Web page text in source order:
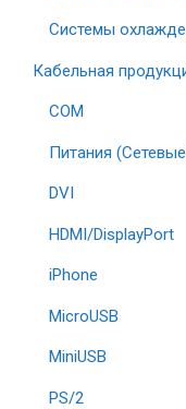
Системы
Кабельная
COM
Питания
DVI
HDMI/DisplayPort
iPhone
MicroUSB
MiniUSB
PS/2